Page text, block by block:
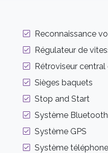
Reconnaissance
Régulateur de
Rétroviseur
Sièges baquets
Stop and Start
Système Bluetooth
Système GPS
Système